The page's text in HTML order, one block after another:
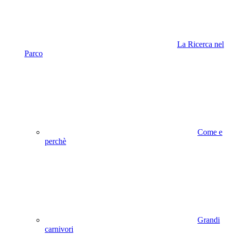
La Ricerca nel
Parco
Come e
perchè
Grandi
carnivori